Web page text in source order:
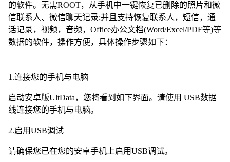
的软件。无需ROOT，从手机中一键恢复已删除的照片和微
信联系人、微信聊天记录;并且支持恢复联系人，短信，通
话记录，视频，音频，Office办公文档(Word/Excel/PDF等)等
数据的软件，操作方便，具体操作步骤如下：
1.连接您的手机与电脑
启动安卓版UltData，您将看到如下界面。请使用 USB数据
线连接您的手机与电脑。
2.启用USB调试
请确保您已在您的安卓手机上启用USB调试。